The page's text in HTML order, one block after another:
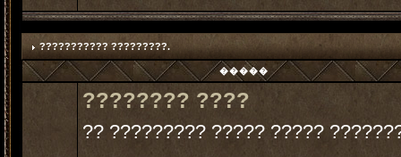
??????????? ?????????.
�����
???????? ????
?? ????????? ????? ?????